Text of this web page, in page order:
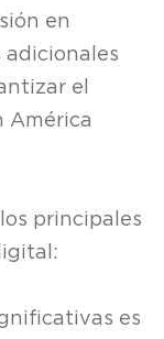
en
adicionales
el
América
principales
es